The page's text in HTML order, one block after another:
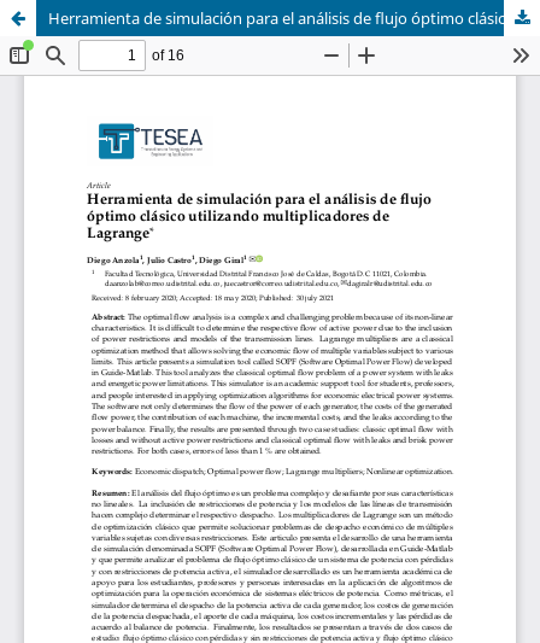
Herramienta de simulación para el análisis de ﬂujo óptimo clásico utilizando multiplicadores de Lagrange